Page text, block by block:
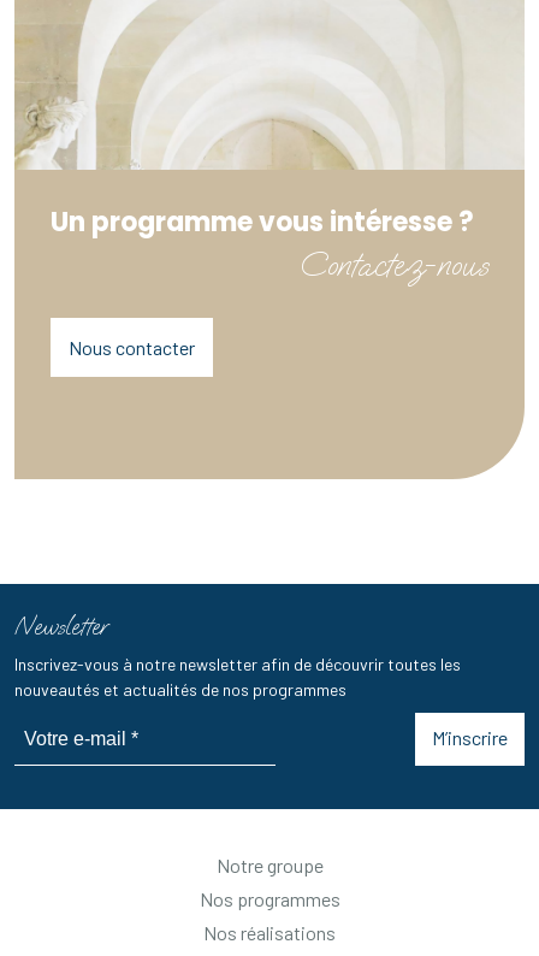
Un programme vous intéresse ?
Contactez-nous
Nous contacter
Newsletter
Inscrivez-vous à notre newsletter afin de découvrir toutes les
nouveautés et actualités de nos programmes
M’inscrire
Notre groupe
Nos programmes
Nos réalisations